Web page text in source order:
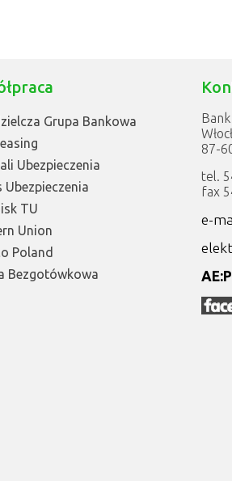
Grupa Bankowa
Ubezpieczenia
Ubezpieczenia
TU
Union
Poland
Bezgotówkowa
87-
tel.
fax
e-